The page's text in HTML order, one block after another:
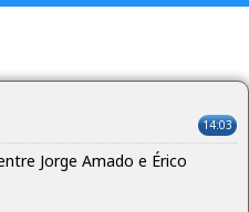
14:03
Jorge Amado e Érico